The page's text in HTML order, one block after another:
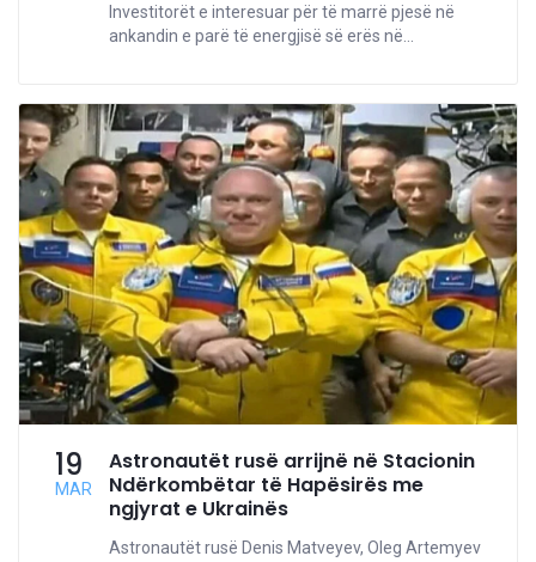
Investitorët e interesuar për të marrë pjesë në
ankandin e parë të energjisë së erës në...
19
MAR
Astronautët rusë arrijnë në Stacionin
Ndërkombëtar të Hapësirës me
ngjyrat e Ukrainës
Astronautët rusë Denis Matveyev, Oleg Artemyev